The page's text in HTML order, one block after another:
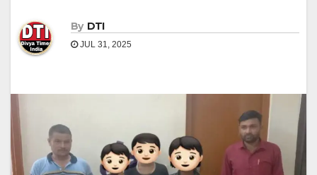
By DTI
JUL 31, 2025